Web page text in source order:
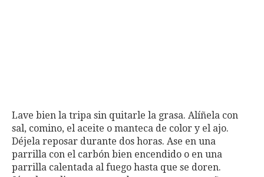
Lave bien la tripa sin quitarle la grasa. Alíñela con
sal, comino, el aceite o manteca de color y el ajo.
Déjela reposar durante dos horas. Ase en una
parrilla con el carbón bien encendido o en una
parrilla calentada al fuego hasta que se doren.